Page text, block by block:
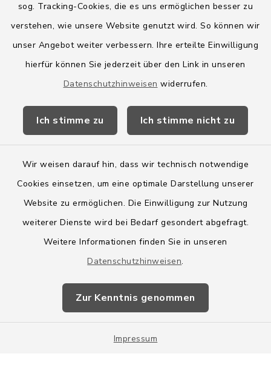
sog. Tracking-Cookies, die es uns ermöglichen besser zu
verstehen, wie unsere Website genutzt wird. So können wir
unser Angebot weiter verbessern. Ihre erteilte Einwilligung
hierfür können Sie jederzeit über den Link in unseren
Datenschutzhinweisen widerrufen.
Ich stimme zu Ich stimme nicht zu
Wir weisen darauf hin, dass wir technisch notwendige
Cookies einsetzen, um eine optimale Darstellung unserer
Website zu ermöglichen. Die Einwilligung zur Nutzung
weiterer Dienste wird bei Bedarf gesondert abgefragt.
Weitere Informationen finden Sie in unseren
Datenschutzhinweisen.
Zur Kenntnis genommen
Impressum
Quicklinks
Amt Boostedt-Rickling
Amtsbroschüre
Wege-Zweckverband
Barrierefreiheit
Impressum
Sitemap